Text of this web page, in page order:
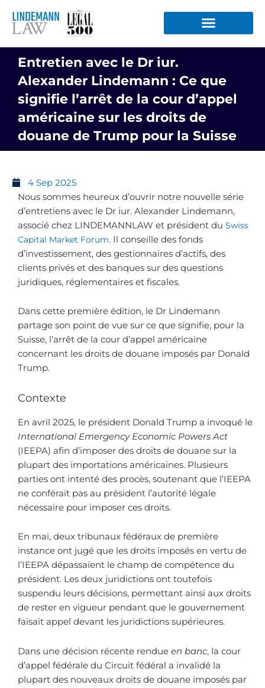
contenu
Entretien avec le Dr iur.
Alexander Lindemann : Ce que
signifie l’arrêt de la cour d’appel
américaine sur les droits de
douane de Trump pour la Suisse
4 Sep 2025
Nous sommes heureux d’ouvrir notre nouvelle série
d’entretiens avec le Dr iur. Alexander Lindemann,
associé chez LINDEMANNLAW et président du Swiss
Capital Market Forum. Il conseille des fonds
d’investissement, des gestionnaires d’actifs, des
clients privés et des banques sur des questions
juridiques, réglementaires et fiscales.
Dans cette première édition, le Dr Lindemann
partage son point de vue sur ce que signifie, pour la
Suisse, l’arrêt de la cour d’appel américaine
concernant les droits de douane imposés par Donald
Trump.
Contexte
En avril 2025, le président Donald Trump a invoqué le
International Emergency Economic Powers Act
(IEEPA) afin d’imposer des droits de douane sur la
plupart des importations américaines. Plusieurs
parties ont intenté des procès, soutenant que l’IEEPA
ne conférait pas au président l’autorité légale
nécessaire pour imposer ces droits.
En mai, deux tribunaux fédéraux de première
instance ont jugé que les droits imposés en vertu de
l’IEEPA dépassaient le champ de compétence du
président. Les deux juridictions ont toutefois
suspendu leurs décisions, permettant ainsi aux droits
de rester en vigueur pendant que le gouvernement
faisait appel devant les juridictions supérieures.
Dans une décision récente rendue en banc, la cour
d’appel fédérale du Circuit fédéral a invalidé la
plupart des nouveaux droits de douane imposés par